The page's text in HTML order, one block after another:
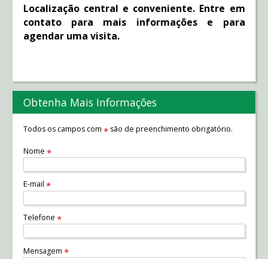
Localização central e conveniente. Entre em
contato para mais informações e para
agendar uma visita.
Obtenha Mais Informações
Todos os campos com *são de preenchimento obrigatório.
Nome *
E-mail *
Telefone *
Mensagem *